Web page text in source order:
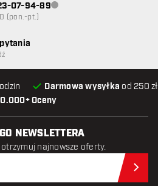
Oceny
Darmowa wysyłka od 250
07-94-89Obsługa klienta niedostępna
(pon.-pt.)
NEWSLETTERA
najnowsze oferty.